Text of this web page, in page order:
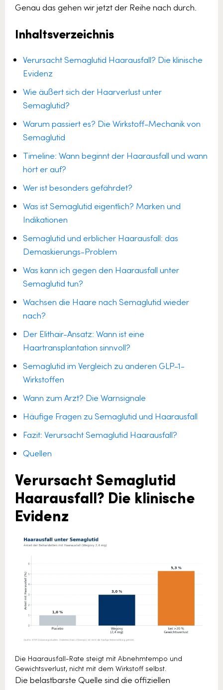
Genau das gehen wir jetzt der Reihe nach durch.
Inhaltsverzeichnis
Verursacht Semaglutid Haarausfall? Die klinische
Evidenz
Wie äußert sich der Haarverlust unter
Semaglutid?
Warum passiert es? Die Wirkstoff-Mechanik von
Semaglutid
Timeline: Wann beginnt der Haarausfall und wann
hört er auf?
Wer ist besonders gefährdet?
Was ist Semaglutid eigentlich? Marken und
Indikationen
Semaglutid und erblicher Haarausfall: das
Demaskierungs-Problem
Was kann ich gegen den Haarausfall unter
Semaglutid tun?
Wachsen die Haare nach Semaglutid wieder
nach?
Der Elithair-Ansatz: Wann ist eine
Haartransplantation sinnvoll?
Semaglutid im Vergleich zu anderen GLP-1-
Wirkstoffen
Wann zum Arzt? Die Warnsignale
Häufige Fragen zu Semaglutid und Haarausfall
Fazit: Verursacht Semaglutid Haarausfall?
Quellen
Verursacht Semaglutid
Haarausfall? Die klinische
Evidenz
Die Haarausfall-Rate steigt mit Abnehmtempo und
Gewichtsverlust, nicht mit dem Wirkstoff selbst.
Die belastbarste Quelle sind die offiziellen